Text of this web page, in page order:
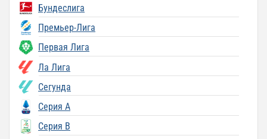
Бундеслига
Премьер-Лига
Первая Лига
Ла Лига
Сегунда
Серия A
Серия B